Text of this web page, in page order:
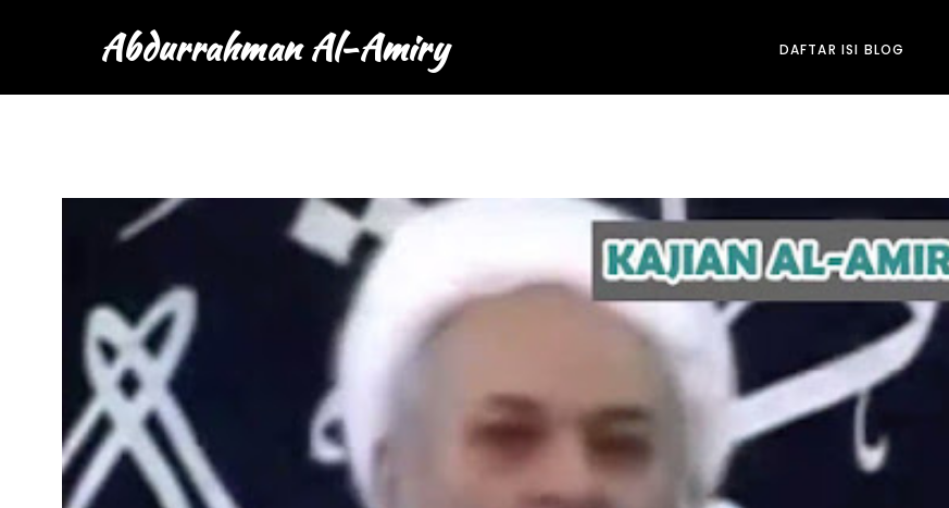
Abdurrahman Al-Amiry DAFTAR ISI BLOG